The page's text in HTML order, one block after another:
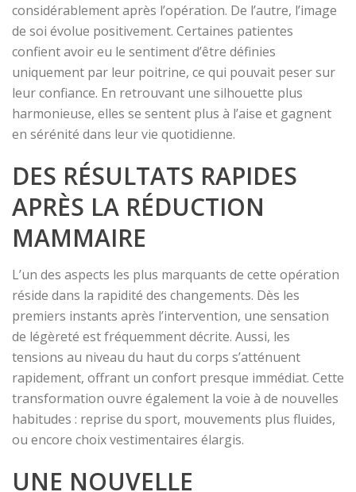
considérablement après l’opération. De l’autre, l’image
de soi évolue positivement. Certaines patientes
confient avoir eu le sentiment d’être définies
uniquement par leur poitrine, ce qui pouvait peser sur
leur confiance. En retrouvant une silhouette plus
harmonieuse, elles se sentent plus à l’aise et gagnent
en sérénité dans leur vie quotidienne.
DES RÉSULTATS RAPIDES
APRÈS LA RÉDUCTION
MAMMAIRE
L’un des aspects les plus marquants de cette opération
réside dans la rapidité des changements. Dès les
premiers instants après l’intervention, une sensation
de légèreté est fréquemment décrite. Aussi, les
tensions au niveau du haut du corps s’atténuent
rapidement, offrant un confort presque immédiat. Cette
transformation ouvre également la voie à de nouvelles
habitudes : reprise du sport, mouvements plus fluides,
ou encore choix vestimentaires élargis.
UNE NOUVELLE